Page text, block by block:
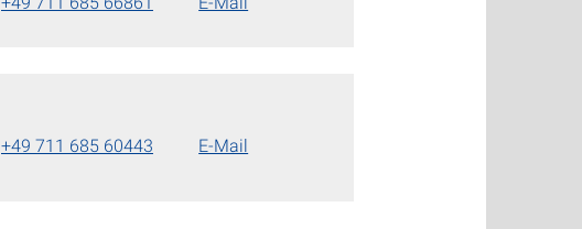
+49 711 685 60443 E-Mail